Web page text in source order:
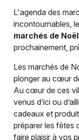
L'agenda des
incontournables,
marchés de
prochainement,
Les marchés de
plonger au cœur
Au cœur de ces
venus d’ici ou
cadeaux et
préparer les fêtes
faire plaisir à vos